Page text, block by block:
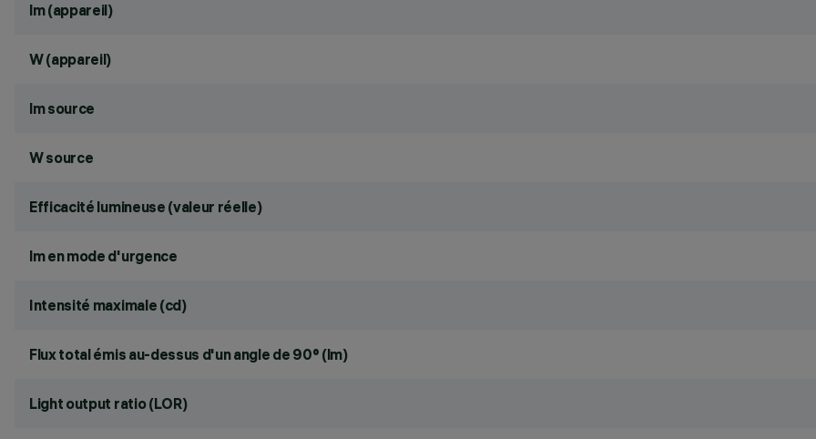
lm (appareil)
W (appareil)
lm source
W source
Efficacité lumineuse (valeur réelle)
lm en mode d'urgence
Intensité maximale (cd)
Flux total émis au-dessus d'un angle de 90° (lm)
Light output ratio (LOR)